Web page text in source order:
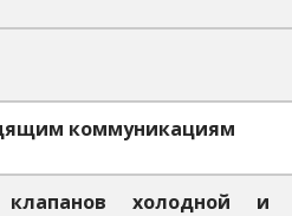
коммуникациям
холодной и